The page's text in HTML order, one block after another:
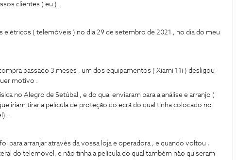
clientes ( eu ) .
( telemóveis ) no dia 29 de setembro de 2021 , no dia do meu
passado 3 meses , um dos equipamentos ( Xiami 11i ) desligou-
motivo .
no Alegro de Setúbal , e do qual enviaram para a análise e arranjo (
iriam tirar a película de proteção do ecrã do qual tinha colocado no
.
para arranjar através da vossa loja e operadora , e quando voltou ,
do telemóvel, e não tinha a película do qual também não quiseram